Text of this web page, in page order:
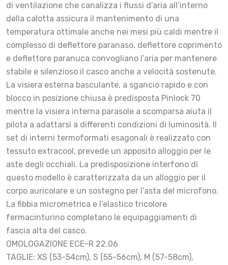
di ventilazione che canalizza i flussi d’aria all’interno
della calotta assicura il mantenimento di una
temperatura ottimale anche nei mesi più caldi mentre il
complesso di deflettore paranaso, deflettore coprimento
e deflettore paranuca convogliano l’aria per mantenere
stabile e silenzioso il casco anche a velocità sostenute.
La visiera esterna basculante, a sgancio rapido e con
blocco in posizione chiusa è predisposta Pinlock 70
mentre la visiera interna parasole a scomparsa aiuta il
pilota a adattarsi a differenti condizioni di luminosità. Il
set di interni termoformati esagonali è realizzato con
tessuto extracool, prevede un apposito alloggio per le
aste degli occhiali. La predisposizione interfono di
questo modello è caratterizzata da un alloggio per il
corpo auricolare e un sostegno per l’asta del microfono.
La fibbia micrometrica e l’elastico tricolore
fermacinturino completano le equipaggiamenti di
fascia alta del casco.
OMOLOGAZIONE ECE-R 22.06
TAGLIE: XS (53-54cm), S (55-56cm), M (57-58cm),